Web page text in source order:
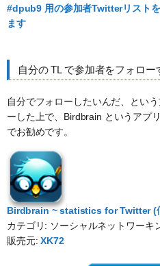
#dpub9 用の参加者Twitterリスト
ます
自分の TL で参加者をフォロー
自分でフォローしたいんだ、とい
ーした上で、Birdbrain というアプ
でお勧めです。
Birdbrain ~ statistics for Twitter (
カテゴリ: ソーシャルネットワーキ
販売元:XK72